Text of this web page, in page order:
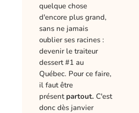
quelque chose
d'encore plus grand,
sans ne jamais
oublier ses racines :
devenir le traiteur
dessert #1 au
Québec. Pour ce faire,
il faut être
présent partout. C'est
donc dès janvier